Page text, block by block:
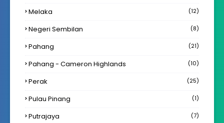
Melaka (12)
Negeri Sembilan (8)
Pahang (21)
Pahang - Cameron Highlands (10)
Perak (25)
Pulau Pinang (1)
Putrajaya (7)